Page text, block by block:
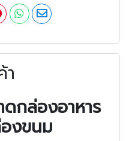
า
กล่องอาหาร
งขนม